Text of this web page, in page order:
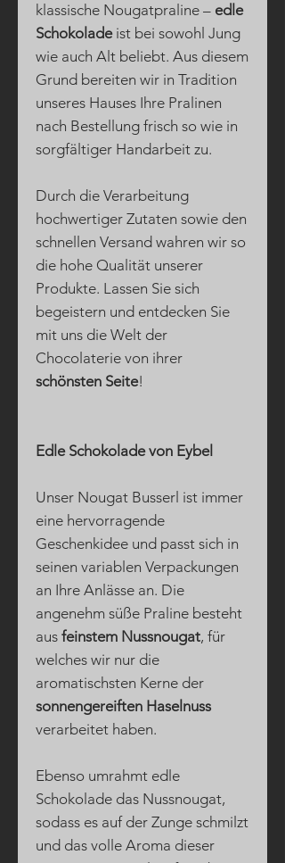
klassische Nougatpraline – edle
Schokoladeist bei sowohl Jung
wie auch Alt beliebt. Aus diesem
Grund bereiten wir in Tradition
unseres Hauses Ihre Pralinen
nach Bestellung frisch so wie in
sorgfältiger Handarbeit zu.
Durch die Verarbeitung
hochwertiger Zutaten sowie den
schnellen Versand wahren wir so
die hohe Qualität unserer
Produkte. Lassen Sie sich
begeistern und entdecken Sie
mit uns die Welt der
Chocolaterie von ihrer
schönsten Seite!
Edle Schokolade von Eybel
Unser Nougat Busserl ist immer
eine hervorragende
Geschenkidee und passt sich in
seinen variablen Verpackungen
an Ihre Anlässe an. Die
angenehm süße Praline besteht
aus feinstem Nussnougat, für
welches wir nur die
aromatischsten Kerne der
sonnengereiften Haselnuss
verarbeitet haben.
Ebenso umrahmt edle
Schokolade das Nussnougat,
sodass es auf der Zunge schmilzt
und das volle Aroma dieser